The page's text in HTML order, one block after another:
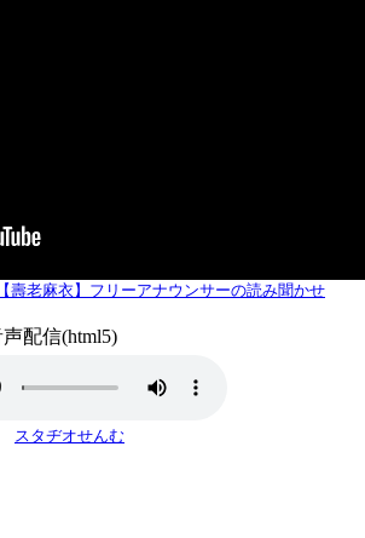
壽老麻衣】フリーアナウンサーの読み聞かせ
声配信(html5)
スタヂオせんむ